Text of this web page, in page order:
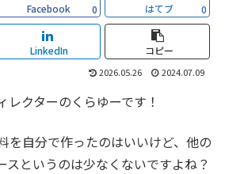
Facebook 0 はてブ 0
LinkedIn コピー
2026.05.26 2024.07.09
レクターのくらゆーです！
を自分で作ったのはいいけど、他の
スというのは少なくないですよね？